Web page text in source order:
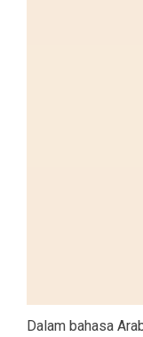
Dalam bahasa